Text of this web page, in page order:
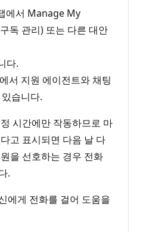
에서 Manage My
독 관리) 또는 다른 대안
다.
서 지원 에이전트와 채팅
습니다.
시간에만 작동하므로 마
고 표시되면 다음 날 다
을 선호하는 경우 전화
.
에게 전화를 걸어 도움을